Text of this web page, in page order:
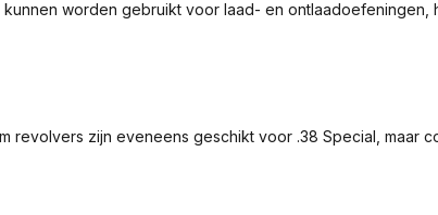
worden gebruikt voor laad- en ontlaadoefeningen,
zijn eveneens geschikt voor .38 Special, maar